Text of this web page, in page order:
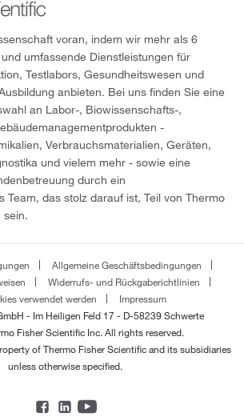
voran, indem wir mehr als 6
umfassende Dienstleistungen für
Testlabors, Gesundheitswesen und
anbieten. Bei uns finden Sie eine
an Labor-, Biowissenschafts-,
-
Verbrauchsmaterialien, Geräten,
und vielem mehr - sowie eine
durch ein
Team, das stolz darauf ist, Teil von Thermo
sein.
Allgemeine Geschäftsbedingungen
Widerrufs- und Rückgaberichtlinien
verwendet werden
Impressum
- Im Heiligen Feld 17 - D-58239 Schwerte
Fisher Scientific Inc. All rights reserved.
of Thermo Fisher Scientific and its subsidiaries
unless otherwise specified.